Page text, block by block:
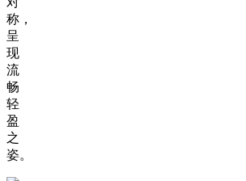
称，
呈
现
流
畅
轻
盈
之
姿。